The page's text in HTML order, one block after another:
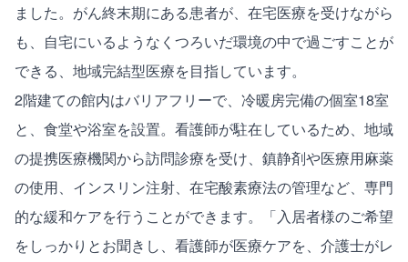
ました。がん終末期にある患者が、在宅医療を受けながら
も、自宅にいるようなくつろいだ環境の中で過ごすことが
できる、地域完結型医療を目指しています。
2階建ての館内はバリアフリーで、冷暖房完備の個室18室
と、食堂や浴室を設置。看護師が駐在しているため、地域
の提携医療機関から訪問診療を受け、鎮静剤や医療用麻薬
の使用、インスリン注射、在宅酸素療法の管理など、専門
的な緩和ケアを行うことができます。「入居者様のご希望
をしっかりとお聞きし、看護師が医療ケアを、介護士がレ